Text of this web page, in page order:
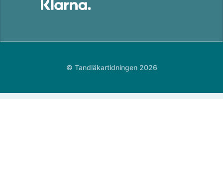
© Tandläkartidningen 2026